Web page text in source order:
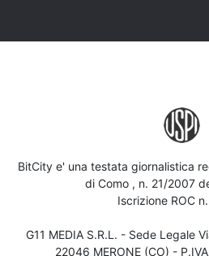
BitCity e' una testata giornalistica
di Como , n. 21/2007
Iscrizione ROC
G11 MEDIA S.R.L. - Sede Legale
22046 MERONE (CO) -